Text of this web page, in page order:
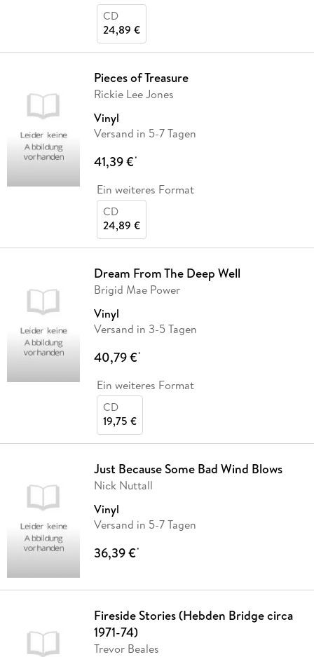
CD
24,89 €
Pieces of Treasure
Rickie Lee Jones
Vinyl
Versand in 5-7 Tagen
41,39 €*
Ein weiteres Format
CD
24,89 €
Dream From The Deep Well
Brigid Mae Power
Vinyl
Versand in 3-5 Tagen
40,79 €*
Ein weiteres Format
CD
19,75 €
Just Because Some Bad Wind Blows
Nick Nuttall
Vinyl
Versand in 5-7 Tagen
36,39 €*
Fireside Stories (Hebden Bridge circa
1971-74)
Trevor Beales